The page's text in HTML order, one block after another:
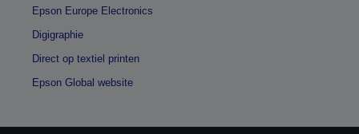
Epson Europe Electronics
Digigraphie
Direct op textiel printen
Epson Global website